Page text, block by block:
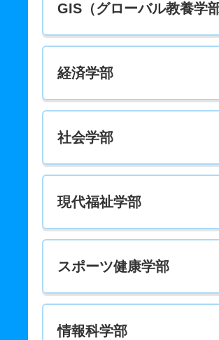
GIS（グローバル教養学部
経済学部
社会学部
現代福祉学部
スポーツ健康学部
情報科学部